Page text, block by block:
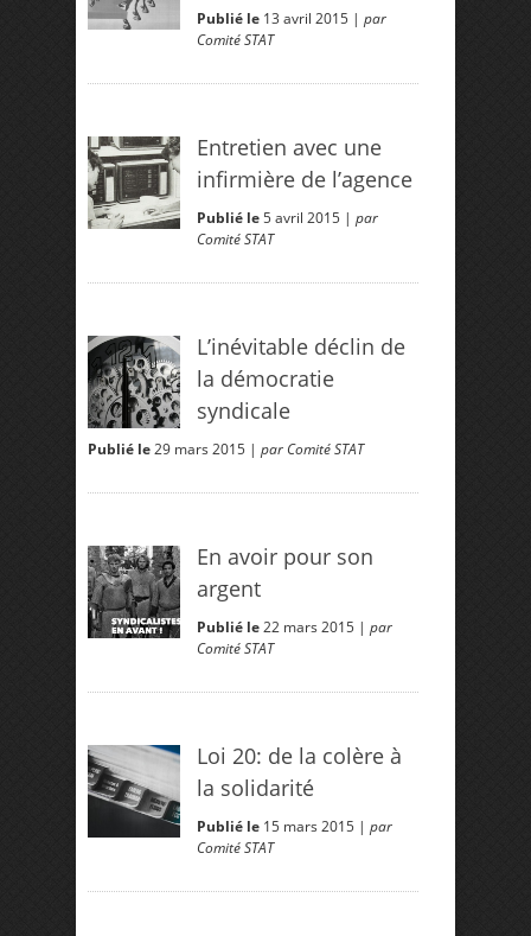
Publié le 13 avril 2015 |par
Comité STAT
Entretien avec une
infirmière de l’agence
Publié le5 avril 2015 |par
Comité STAT
L’inévitable déclin de
la démocratie
syndicale
Publié le29 mars 2015 | par Comité STAT
En avoir pour son
argent
Publié le22 mars 2015 |par
Comité STAT
Loi 20: de la colère à
la solidarité
Publié le 15 mars 2015 |par
Comité STAT